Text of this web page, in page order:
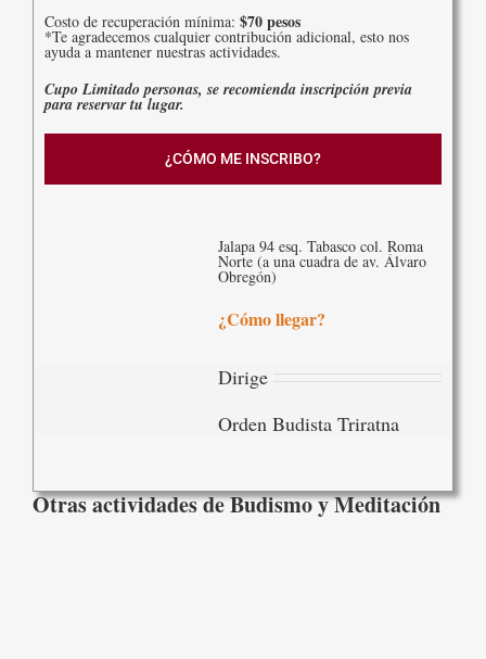
Costo de recuperación mínima: $70 pesos
*Te agradecemos cualquier contribución adicional, esto nos
ayuda a mantener nuestras actividades.
Cupo Limitado personas, se recomienda inscripción previa
para reservar tu lugar.
¿CÓMO ME INSCRIBO?
Jalapa 94 esq. Tabasco col. Roma
Norte (a una cuadra de av. Álvaro
Obregón)
¿Cómo llegar?
Dirige
Orden Budista Triratna
Otras actividades de Budismo y Meditación